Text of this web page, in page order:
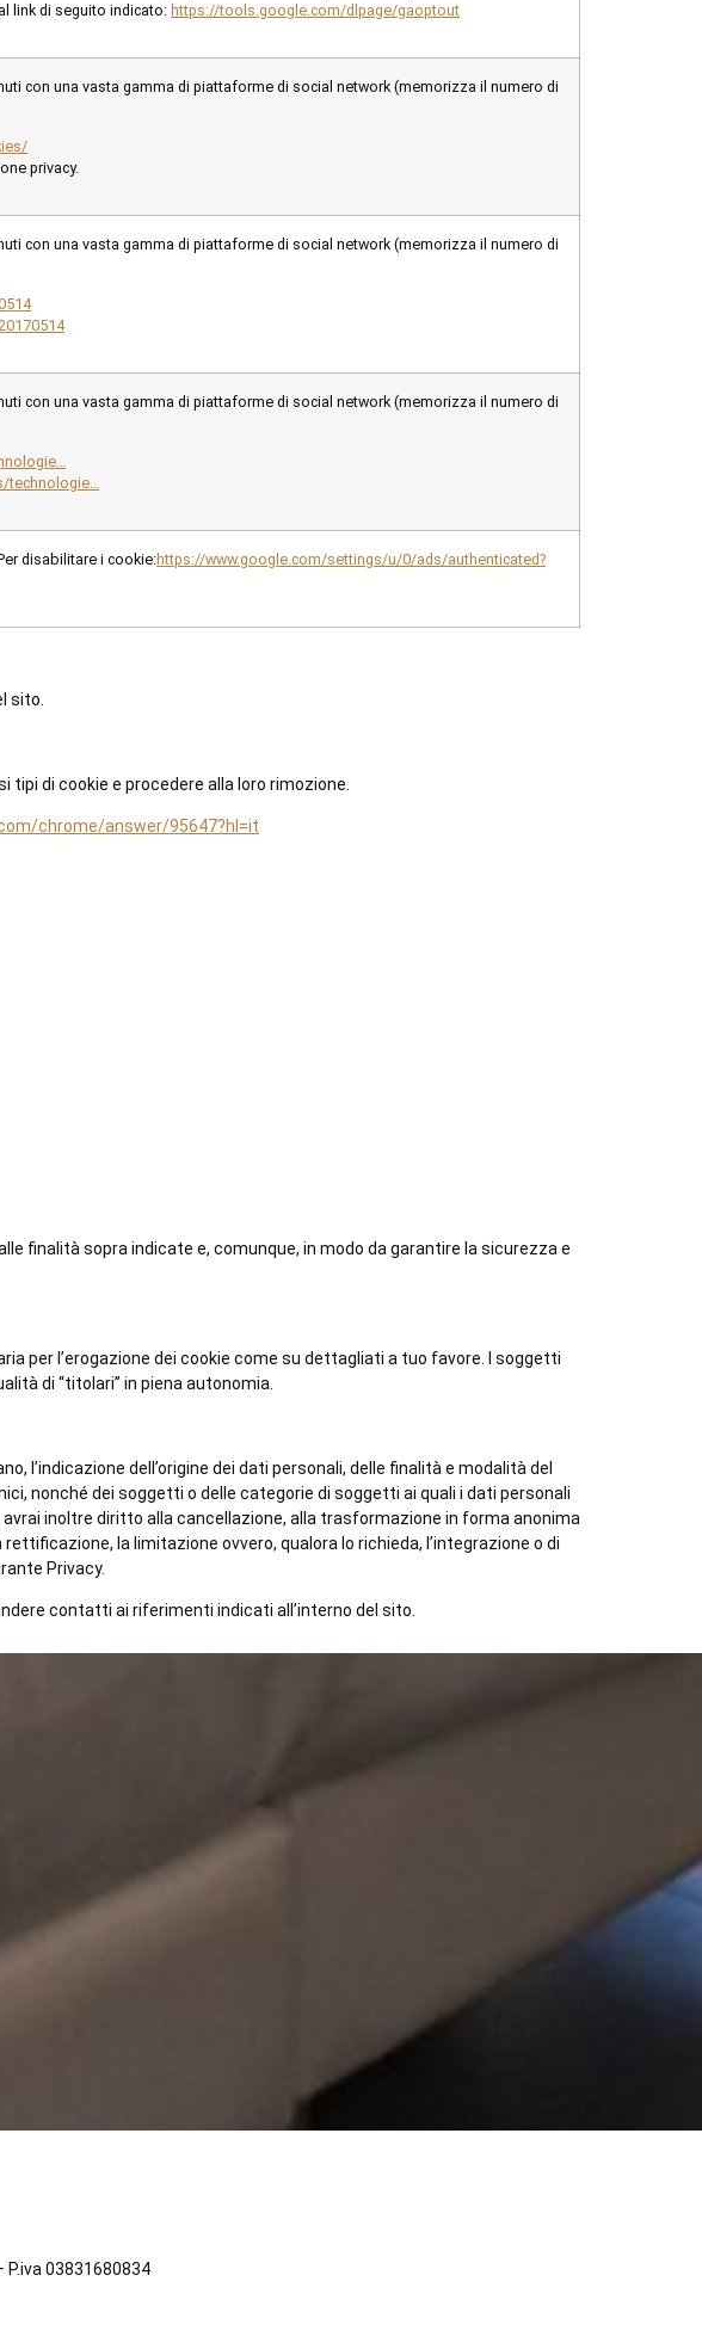
link di seguito indicato: https://tools.google.com/dlpage/gaoptout
con una vasta gamma di piattaforme di social network (memorizza il numero di
privacy.
con una vasta gamma di piattaforme di social network (memorizza il numero di
con una vasta gamma di piattaforme di social network (memorizza il numero di
technologie…
disabilitare i cookie: https://www.google.com/settings/u/0/ads/authenticated?
sito.
di cookie e procedere alla loro rimozione.
chrome/answer/95647?hl=it
finalità sopra indicate e, comunque, in modo da garantire la sicurezza e
per l’erogazione dei cookie come su dettagliati a tuo favore. I soggetti
di “titolari” in piena autonomia.
l’indicazione dell’origine dei dati personali, delle finalità e modalità del
nonché dei soggetti o delle categorie di soggetti ai quali i dati personali
inoltre diritto alla cancellazione, alla trasformazione in forma anonima
la limitazione ovvero, qualora lo richieda, l’integrazione o di
Privacy.
contatti ai riferimenti indicati all’interno del sito.
P.iva 03831680834